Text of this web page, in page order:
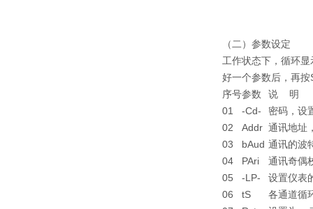
（二）参数设定
工作状态下，循环
好一个参数后，再
序号参数
说 明
01
-Cd-
密码，设
02
Addr 通讯地址
03
bAud 通讯的波
04
PAri
通讯奇偶
05
-LP-
设置仪表
06
tS
各通道循